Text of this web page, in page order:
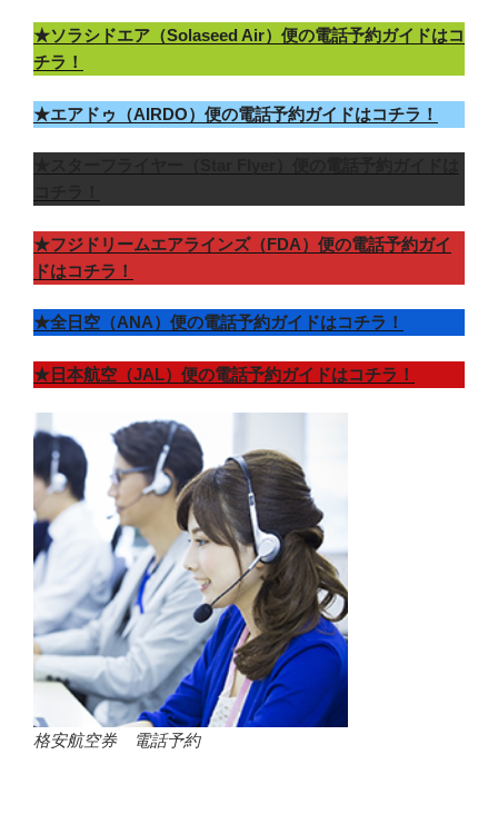
★ソラシドエア（Solaseed Air）便の電話予約ガイドはコ
チラ！
★エアドゥ（AIRDO）便の電話予約ガイドはコチラ！
★フジドリームエアラインズ（FDA）便の電話予約ガイ
ドはコチラ！
★全日空（ANA）便の電話予約ガイドはコチラ！
★日本航空（JAL）便の電話予約ガイドはコチラ！
格安航空券 電話予約